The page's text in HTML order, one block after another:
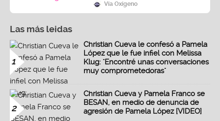
Vía Oxígeno
Las más leidas
1
Christian Cueva le confesó a Pamela
López que le fue infiel con Melissa
Klug: "Encontré unas conversaciones
muy comprometedoras"
2
Christian Cueva y Pamela Franco se
BESAN, en medio de denuncia de
agresión de Pamela López [VIDEO]